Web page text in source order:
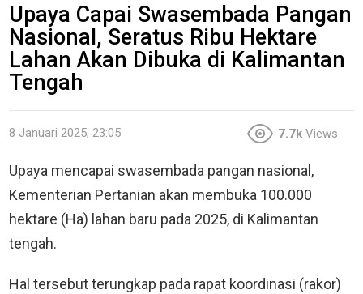
Upaya Capai Swasembada Pangan
Nasional, Seratus Ribu Hektare
Lahan Akan Dibuka di Kalimantan
Tengah
8 Januari 2025, 23:05 7.7k Views
Upaya mencapai swasembada pangan nasional,
Kementerian Pertanian akan membuka 100.000
hektare (Ha) lahan baru pada 2025, di Kalimantan
tengah.
Hal tersebut terungkap pada rapat koordinasi (rakor)